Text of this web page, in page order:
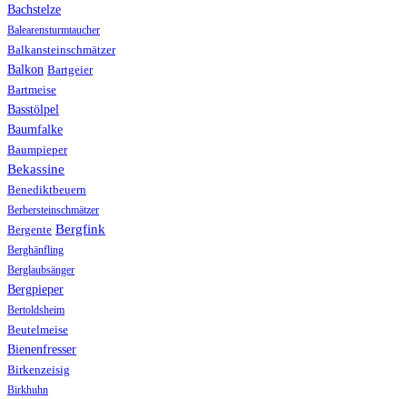
Bachstelze
Balearensturmtaucher
Balkansteinschmätzer
Balkon Bartgeier
Bartmeise
Basstölpel
Baumfalke
Baumpieper
Bekassine
Benediktbeuern
Berbersteinschmätzer
Bergente Bergfink
Berghänfling
Berglaubsänger
Bergpieper
Bertoldsheim
Beutelmeise
Bienenfresser
Birkenzeisig
Birkhuhn